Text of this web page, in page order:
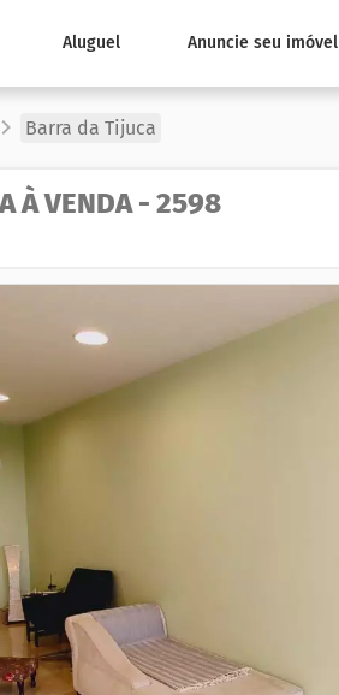
Aluguel Anuncie seu imóvel
Barra da Tijuca
À VENDA - 2598